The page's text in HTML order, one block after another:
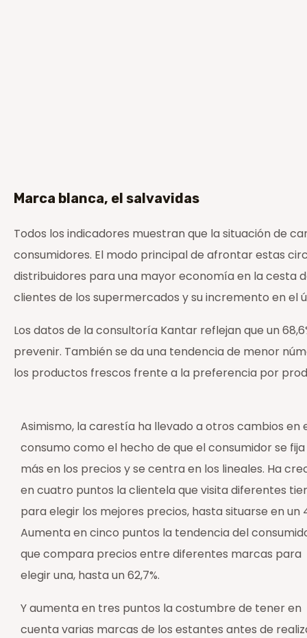
Marca blanca, el salvavidas
Todos los indicadores muestran que la situación de
consumidores. El modo principal de afrontar estas
distribuidores para una mayor economía en la cesta
clientes de los supermercados y su incremento en el
Los datos de la consultoría Kantar reflejan que un
prevenir. También se da una tendencia de menor
los productos frescos frente a la preferencia por
Asimismo, la carestía ha llevado a otros cambios en
consumo como el hecho de que el consumidor se fija
más en los precios y se centra en los lineales. Ha
en cuatro puntos la clientela que visita diferentes
para elegir los mejores precios, hasta situarse en un
Aumenta en cinco puntos la tendencia del
que compara precios entre diferentes marcas para
elegir una, hasta un 62,7%.
Y aumenta en tres puntos la costumbre de tener en
cuenta varias marcas de los estantes antes de